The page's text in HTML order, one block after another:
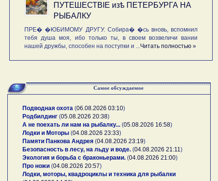
ПУТЕШЕСТВIE изѣ ПЕТЕРБУРГА НА
РЫБАЛКУ
ПРЕ� �ЮБИМОМУ ДРУГУ. Собира� �сь вновь, вспомнил
тебя душа моя, ибо только ты, в своем возвеличи вании
нашей дружбы, способен на поступки и ... Читать полностью »
Самое обсуждаемое
Подводная охота (06.08.2026 03:10)
Родбилдинг (05.08.2026 20:38)
А не поехать ли нам на рыбалку... (05.08.2026 16:58)
Лодки и Моторы (04.08.2026 23:33)
Памяти Панкова Андрея (04.08.2026 23:19)
Безопасность в лесу, на льду и воде. (04.08.2026 21:11 )
Экология и борьба с браконьерами. (04.08.2026 21:00)
Про ножи (04.08.2026 20:57)
Лодки, моторы, квадроциклы и техника для рыбалки